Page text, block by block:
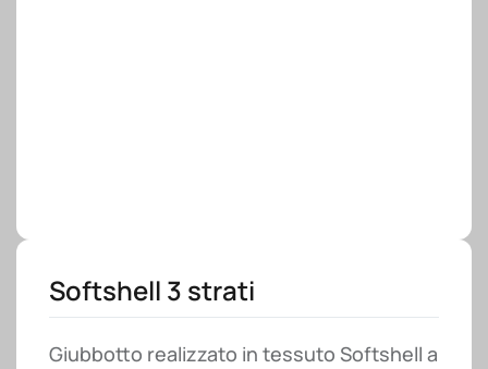
Softshell 3 strati
Giubbotto realizzato in tessuto Softshell a